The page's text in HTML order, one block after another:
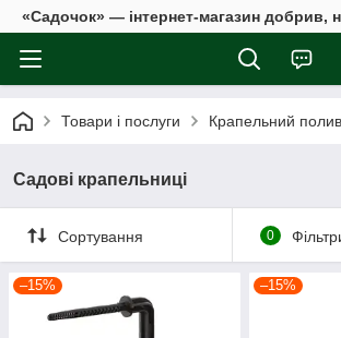
«Садочок» — інтернет-магазин добрив,
Товари і послуги Крапельний полив
Садові крапельниці
Сортування 0
–15% –15%